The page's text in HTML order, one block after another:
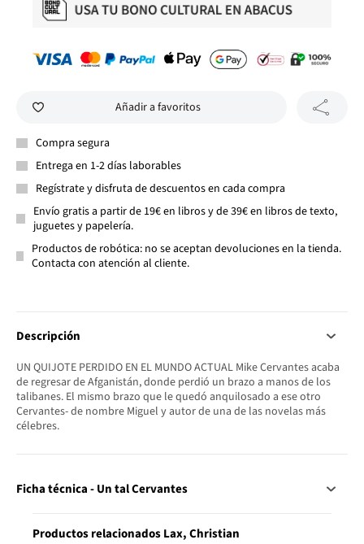
Añadir a favoritos
Compra segura
Entrega en 1-2 días laborables
Regístrate y disfruta de descuentos en cada compra
Envío gratis a partir de 19€ en libros y de 39€ en libros de texto,
juguetes y papelería.
Productos de robótica: no se aceptan devoluciones en la tienda.
Contacta con atención al cliente.
Descripción
UN QUIJOTE PERDIDO EN EL MUNDO ACTUAL Mike Cervantes acaba
de regresar de Afganistán, donde perdió un brazo a manos de los
talibanes. El mismo brazo que le quedó anquilosado a ese otro
Cervantes- de nombre Miguel y autor de una de las novelas más
célebres.
Ficha técnica - Un tal Cervantes
Productos relacionados Lax, Christian